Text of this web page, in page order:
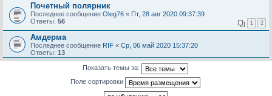
Почетный полярник
Последнее сообщение Oleg76 « Пт, 28 авг 2020 09:37:39
Ответы: 56 1 2
Амдерма
Последнее сообщение RIF « Ср, 06 май 2020 15:37:20
Ответы: 13
Показать темы за:
Поле сортировки